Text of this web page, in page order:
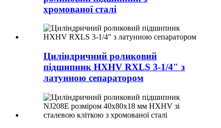
хромованої сталі
Циліндричний роликовий
підшипник HXHV RXLS 3-1/4″ з
латунною сепаратором